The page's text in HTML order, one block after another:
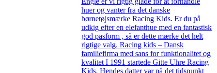
huer og vanter fra det danske
børnetøjsmærke Racing Kids. Er du på
udkig efter en elefanthue med en fantastisk
god pasform , så er dette mærke det helt
rigtige valg. Racing kids – Dansk
familiefirma med sans for funktionalitet og
kvalitet I 1991 startede Gitte Uhre Racing
Kids. Hendes datter var på det tidspunkt